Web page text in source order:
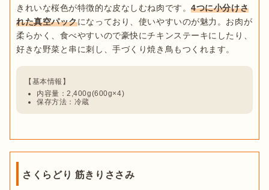
きれいな桜色が特徴的な皮なしむね肉です。4つに小分けさ
れた真空パックになっており、使いやすいのが魅力。お肉が
柔らかく、食べやすいので豪快にチキンステーキにしたり、
内容量：2,400g(600g×4)
保存方法：冷蔵
さくらどり 筋きりささみ